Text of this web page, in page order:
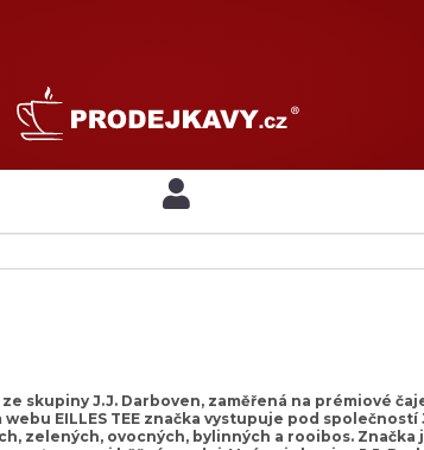
ze skupiny J.J. Darboven, zaměřená na prémiové
EILLES TEE značka vystupuje pod společností
zelených, ovocných, bylinných a rooibos.